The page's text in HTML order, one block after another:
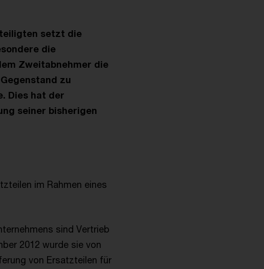
setzt die
die
Zweitabnehmer die
zu
Dies hat der
seiner bisherigen
im Rahmen eines
sind Vertrieb
2012 wurde sie von
von Ersatzteilen für